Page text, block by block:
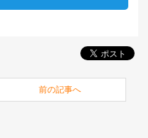
前の記事へ